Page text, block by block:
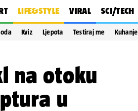
LIFE&STYLE VIRAL SCI/TECH
Kviz Ljepota Testiraj me Kuhanje
na otoku
u